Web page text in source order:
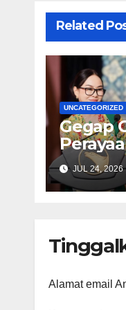
Related
UNCATEGORIZED
Gegap
Kebaya
Batam
JUL 24, 2026
Alamat email